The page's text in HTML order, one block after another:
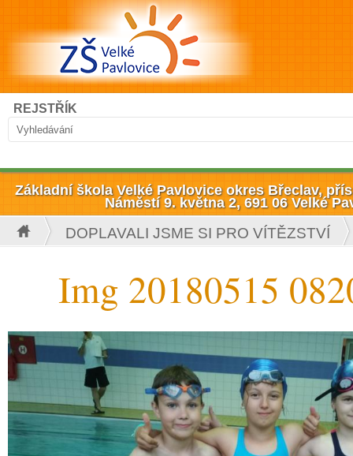
Přejít k hlavnímu obsahu
Vyhledávání
Hledat
REJSTŘÍK
Základní škola Velké Pavlovice okres Břeclav,
Náměstí 9. května 2, 691 06 Velké
Jste zde
DOPLAVALI JSME SI PRO VÍTĚZSTVÍ
Img 20180515